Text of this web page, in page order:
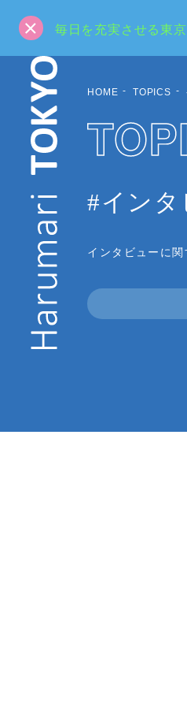
毎日を充実させる東
HOME TOPICS
#インタ
インタビューに